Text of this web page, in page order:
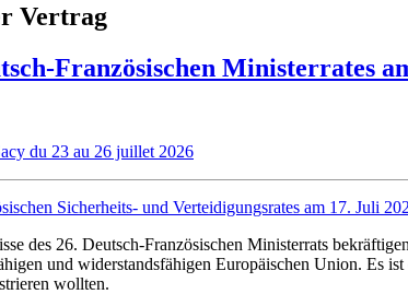
Vertrag
Französischen Ministerrates
du 23 au 26 juillet 2026
Sicherheits- und Verteidigungsrates am 17. Juli
des 26. Deutsch-Französischen Ministerrats
und widerstandsfähigen Europäischen Union. Es
wollten.